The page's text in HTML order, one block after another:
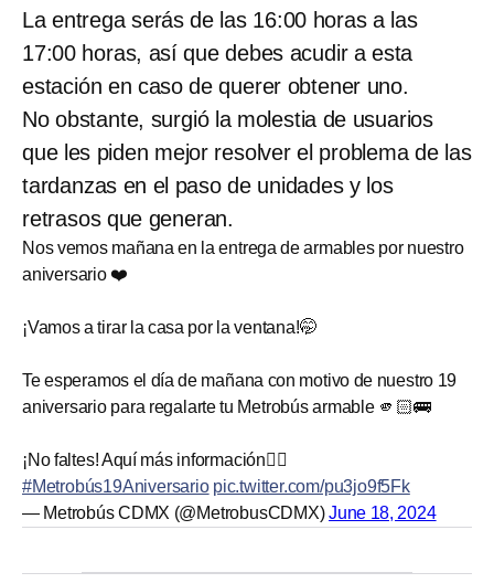
La entrega serás de las 16:00 horas a las
17:00 horas, así que debes acudir a esta
estación en caso de querer obtener uno.
No obstante, surgió la molestia de usuarios
que les piden mejor resolver el problema de las
tardanzas en el paso de unidades y los
retrasos que generan.
Nos vemos mañana en la entrega de armables por nuestro
aniversario ❤️
¡Vamos a tirar la casa por la ventana!🤭
Te esperamos el día de mañana con motivo de nuestro 19
aniversario para regalarte tu Metrobús armable 🫵🏻🚌
¡No faltes! Aquí más información👇🏼
#Metrobús19Aniversario pic.twitter.com/pu3jo9f5Fk
— Metrobús CDMX (@MetrobusCDMX)June 18, 2024